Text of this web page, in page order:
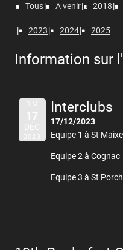
Tous A venir 2018
2023 2024 2025
Information sur
DIM
17
DÉC
2023
Interclubs
17/12/2023
Equipe 1 à St
Equipe 2 à Cognac
Equipe 3 à St